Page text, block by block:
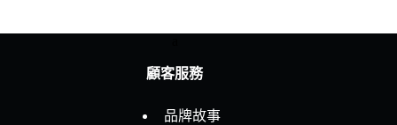
顧客服務
品牌故事